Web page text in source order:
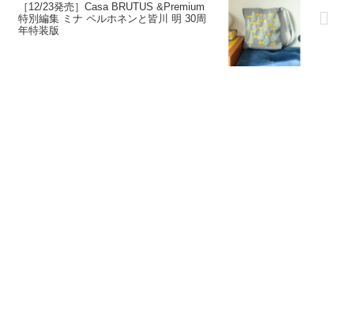
［12/23発売］Casa BRUTUS &Premium
特別編集 ミナ ペルホネンと皆川 明 30周
年特装版